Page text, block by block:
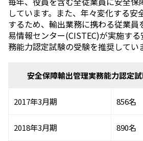
しています。また、年々変化する安
するため、輸出業務に携わる従業員
易情報センター(CISTEC)が実施す
務能力認定試験の受験を推奨してい
安全保障輸出管理実務能力認定
2017年3月期 856名
2018年3月期 890名